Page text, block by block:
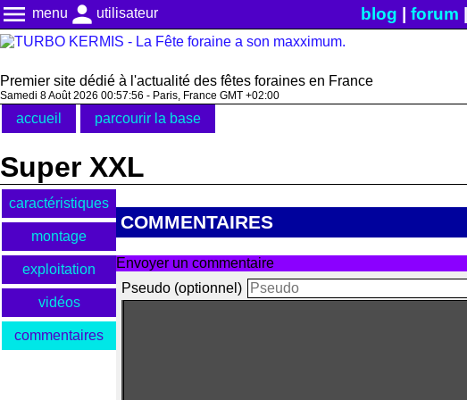
menu menu person utilisateur blog forum
Premier site dédié à l'actualité des fêtes foraines en France
Samedi 8 Août 2026 00:57:56 - Paris, France GMT +02:00
accueil parcourir la base
Super XXL
caractéristiques
montage
exploitation
vidéos
commentaires
COMMENTAIRES
Envoyer un commentaire
Pseudo (optionnel)